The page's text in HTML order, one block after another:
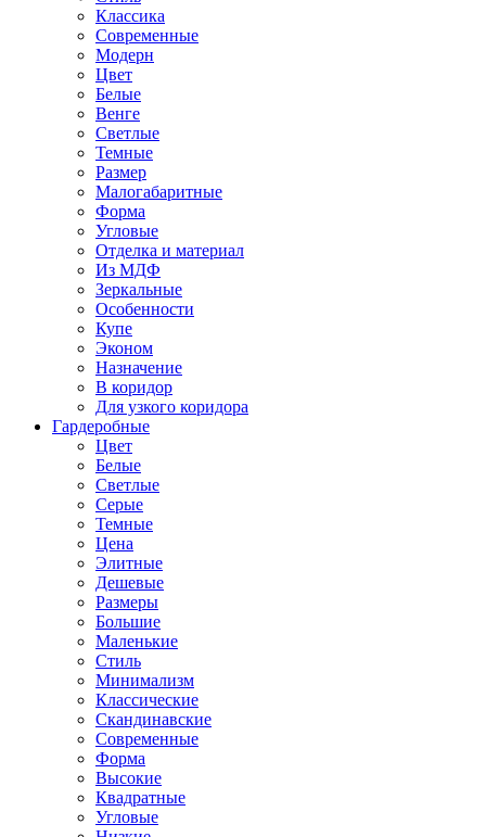
Классика
Современные
Модерн
Цвет
Белые
Венге
Светлые
Темные
Размер
Малогабаритные
Форма
Угловые
Отделка и материал
Из МДФ
Зеркальные
Особенности
Купе
Эконом
Назначение
В коридор
Для узкого коридора
Гардеробные
Цвет
Белые
Светлые
Серые
Темные
Цена
Элитные
Дешевые
Размеры
Большие
Маленькие
Стиль
Минимализм
Классические
Скандинавские
Современные
Форма
Высокие
Квадратные
Угловые